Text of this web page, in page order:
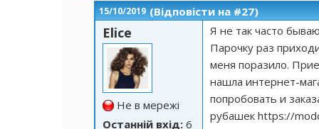
15/10/2019 (Відповісти на #27)
Elice
Не в мережі
Останній вхід: 6
Я не так часто
Парочку раз
меня поразило.
нашла интернет-
попробовать и
рубашек https://